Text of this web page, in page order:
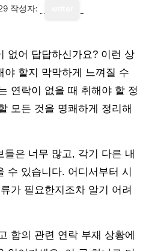
작성자:
없어 답답하신가요? 이런 상
야 할지 막막하게 느껴질 수
연락이 없을 때 취해야 할 정
모든 것을 명쾌하게 정리해
들은 너무 많고, 각기 다른 내
수 있습니다. 어디서부터 시
가 필요한지조차 알기 어려
합의 관련 연락 부재 상황에